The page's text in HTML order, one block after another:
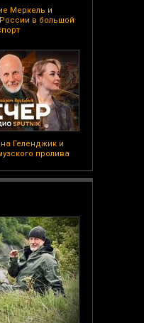
Меркель и
в большой
Геленджик и
пролива